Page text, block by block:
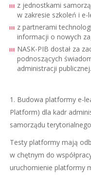
z jednostkami
w zakresie szkoleń i e-
z partnerami
informacji o nowych
NASK-PIB dostał za
podnoszących
administracji
1. Budowa platformy e-
Platform) dla kadr
samorządu
Testy platformy mają
w chętnym do
uruchomienie platformy